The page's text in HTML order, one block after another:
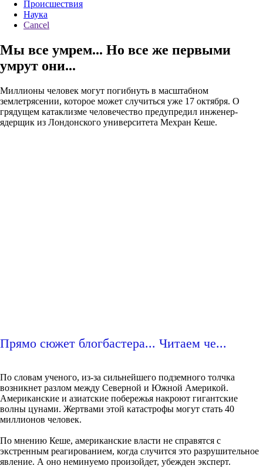
Происшествия
Наука
Cancel
Мы все умрем... Но все же первыми
умрут они...
Миллионы человек могут погибнуть в масштабном
землетрясении, которое может случиться уже 17 октября. О
грядущем катаклизме человечество предупредил инженер-
ядерщик из Лондонского университета Мехран Кеше.
Прямо сюжет блогбастера... Читаем че...
По словам ученого, из-за сильнейшего подземного толчка
возникнет разлом между Северной и Южной Америкой.
Американские и азиатские побережья накроют гигантские
волны цунами. Жертвами этой катастрофы могут стать 40
миллионов человек.
По мнению Кеше, американские власти не справятся с
экстренным реагированием, когда случится это разрушительное
явление. А оно неминуемо произойдет, убежден эксперт.